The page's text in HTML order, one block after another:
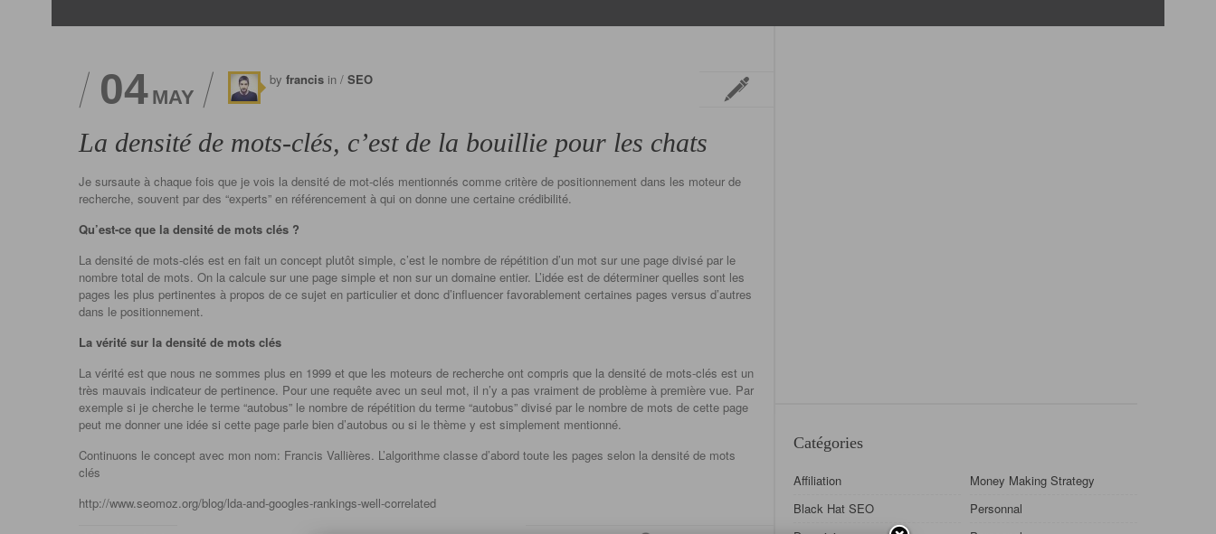
04 MAY
by francis in / SEO
La densité de mots-clés, c’est de la bouillie pour les chats
Je sursaute à chaque fois que je vois la densité de mot-clés mentionnés comme critère de positionnement dans les moteur de
recherche, souvent par des “experts” en référencement à qui on donne une certaine crédibilité.
Qu’est-ce que la densité de mots clés ?
La densité de mots-clés est en fait un concept plutôt simple, c’est le nombre de répétition d’un mot sur une page divisé par le
nombre total de mots. On la calcule sur une page simple et non sur un domaine entier. L’idée est de déterminer quelles sont les
pages les plus pertinentes à propos de ce sujet en particulier et donc d’influencer favorablement certaines pages versus d’autres
dans le positionnement.
La vérité sur la densité de mots clés
La vérité est que nous ne sommes plus en 1999 et que les moteurs de recherche ont compris que la densité de mots-clés est un
très mauvais indicateur de pertinence. Pour une requête avec un seul mot, il n’y a pas vraiment de problème à première vue. Par
exemple si je cherche le terme “autobus” le nombre de répétition du terme “autobus” divisé par le nombre de mots de cette page
peut me donner une idée si cette page parle bien d’autobus ou si le thème y est simplement mentionné.
Continuons le concept avec mon nom: Francis Vallières. L’algorithme classe d’abord toute les pages selon la densité de mots
clés
http://www.seomoz.org/blog/lda-and-googles-rankings-well-correlated
Catégories
Affiliation
Black Hat SEO
Money Making Strategy
Personnal